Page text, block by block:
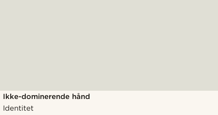
Ikke-dominerende hånd
Identitet